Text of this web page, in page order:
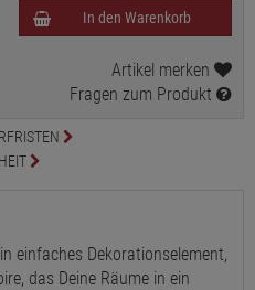
In den Warenkorb
Artikel merken
Fragen zum Produkt
einfaches Dekorationselement,
das Deine Räume in ein